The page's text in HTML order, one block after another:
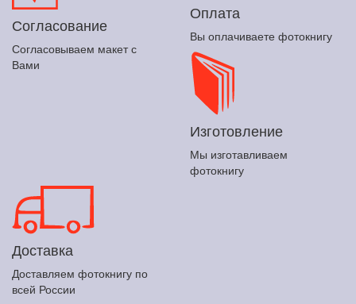
Согласование
Согласовываем макет с
Вами
Оплата
Вы оплачиваете фотокнигу
Изготовление
Мы изготавливаем
фотокнигу
Доставка
Доставляем фотокнигу по
всей России